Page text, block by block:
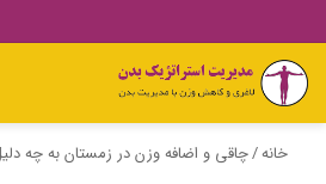
خانه/چاقی و اضافه وزن در زمستان به چه